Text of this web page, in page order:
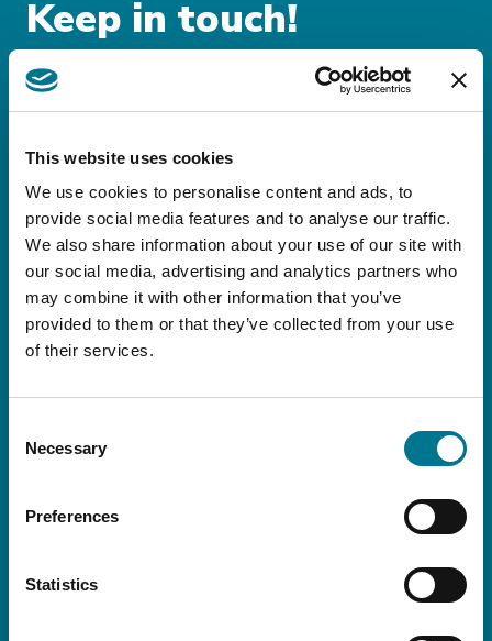
This website uses cookies
We use cookies to personalise content and ads, to
provide social media features and to analyse our traffic.
We also share information about your use of our site with
our social media, advertising and analytics partners who
may combine it with other information that you’ve
provided to them or that they’ve collected from your use
of their services.
Selection
Necessary
Preferences
Statistics
Keep in touch!
Iscriviti alle nostre
newsletter!
Rimani sempre aggiornato sulle novità
legislative e fiscali nazionali
ed internazionali, oltre a tutti gli eventi e le
iniziative dello Studio.